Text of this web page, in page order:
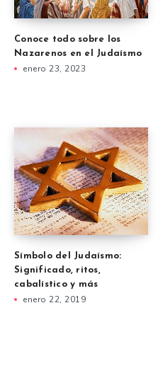
Conoce todo sobre los
Nazarenos en el Judaísmo
enero 23, 2023
Símbolo del Judaísmo:
Significado, ritos,
cabalístico y más
enero 22, 2019